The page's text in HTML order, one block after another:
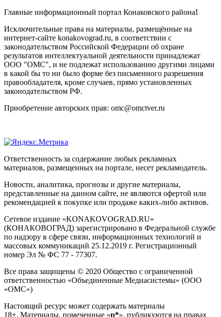
Главные информационный портал Конаковского района!
Исключительные права на материалы, размещённые на
интернет-сайте konakovograd.ru, в соответствии с
законодательством Российской Федерации об охране
результатов интеллектуальной деятельности принадлежат
ООО "ОМС", и не подлежат использованию другими лицами
в какой бы то ни было форме без письменного разрешения
правообладателя, кроме случаев, прямо установленных
законодательством РФ.
Приобретение авторских прав: omc@omctver.ru
Ответственность за содержание любых рекламных
материалов, размещенных на портале, несет рекламодатель.
Новости, аналитика, прогнозы и другие материалы,
представленные на данном сайте, не являются офертой или
рекомендацией к покупке или продаже каких-либо активов.
Сетевое издание «KONAKOVOGRAD.RU»
(КОНАКОВОГРАД) зарегистрировано в Федеральной службе
по надзору в сфере связи, информационных технологий и
массовых коммуникаций 25.12.2019 г. Регистрационный
номер Эл № ФС 77 - 77307.
Все права защищены © 2020 Общество с ограниченной
ответственностью «Объединенные Медиасистемы» (ООО
«ОМС»)
Настоящий ресурс может содержать материалы
18+. Материалы, помеченные «р*», публикуются на правах